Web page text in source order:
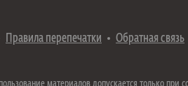
Правила перепечатки Обратная связь
материалов допускается только при